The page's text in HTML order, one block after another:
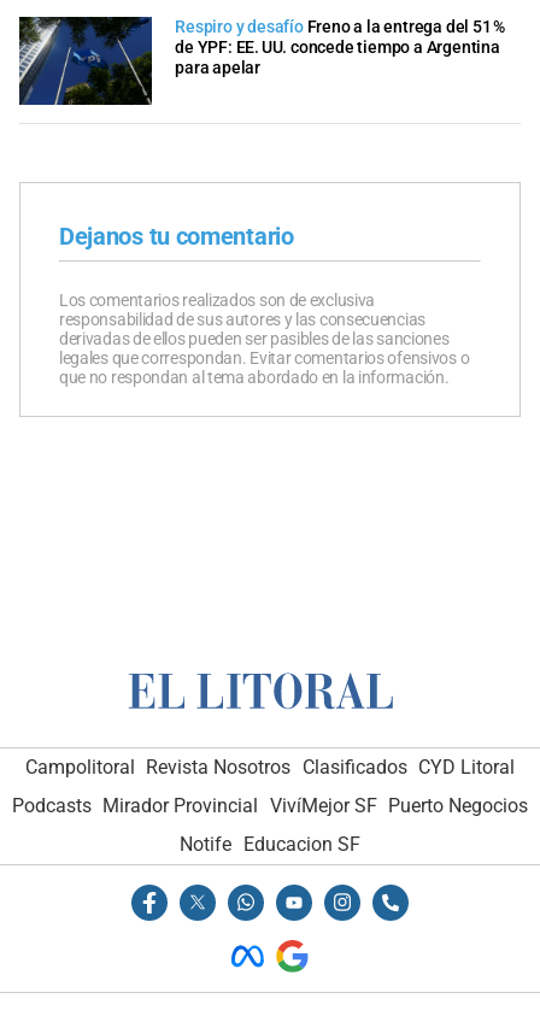
Respiro y desafío Freno a la entrega del 51 %
de YPF: EE. UU. concede tiempo a Argentina
para apelar
Dejanos tu comentario
Los comentarios realizados son de exclusiva
responsabilidad de sus autores y las consecuencias
derivadas de ellos pueden ser pasibles de las sanciones
legales que correspondan. Evitar comentarios ofensivos o
que no respondan al tema abordado en la información.
Campolitoral Revista Nosotros Clasificados CYD Litoral
Podcasts Mirador Provincial VivíMejor SF Puerto Negocios
Notife Educacion SF